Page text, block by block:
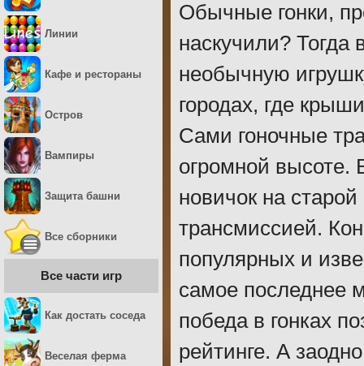
Обычные гонки,
наскучили? Тогда
необычную
городах, где
Сами гоночные
огромной высоте.
новичок на
трансмиссией.
популярных и
самое последнее
победа в гонках
рейтинге. А
Линии
Кафе и рестораны
Остров
Вампиры
Защита башни
Все сборники
Все части игр
Как достать соседа
Веселая ферма